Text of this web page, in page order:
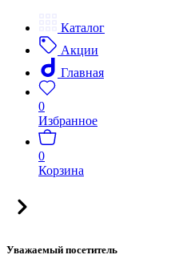
Каталог
Акции
Главная
0
Избранное
0
Корзина
Уважаемый посетитель